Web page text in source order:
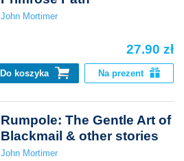
John Mortimer
27.90 zł
Do koszyka Na prezent
Rumpole: The Gentle Art of
Blackmail & other stories
John Mortimer